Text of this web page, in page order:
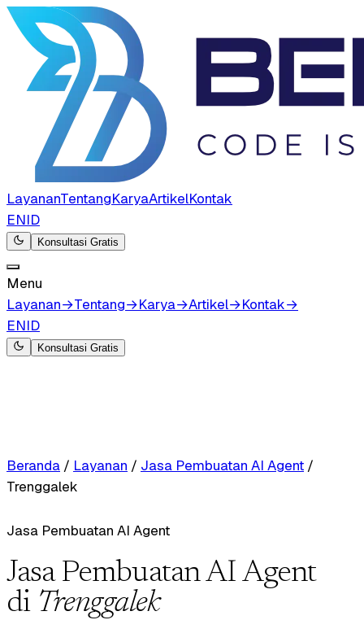
LayananTentangKaryaArtikelKontak
ENID
Konsultasi Gratis
Menu
Layanan→Tentang→Karya→Artikel→Kontak→
ENID
Konsultasi Gratis
Beranda / Layanan / Jasa Pembuatan AI Agent /
Trenggalek
Jasa Pembuatan AI Agent
Jasa Pembuatan AI Agent
di Trenggalek